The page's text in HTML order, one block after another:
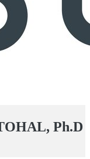
Ph.D